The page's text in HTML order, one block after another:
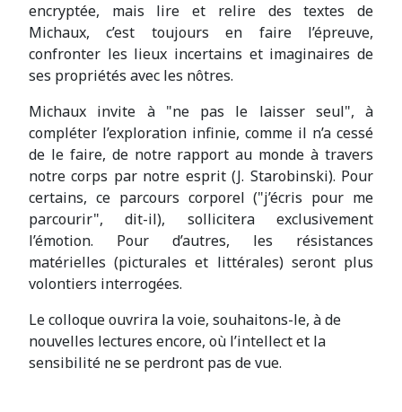
encryptée, mais lire et relire des textes de
Michaux, c’est toujours en faire l’épreuve,
confronter les lieux incertains et imaginaires de
ses propriétés avec les nôtres.
Michaux invite à "ne pas le laisser seul", à
compléter l’exploration infinie, comme il n’a cessé
de le faire, de notre rapport au monde à travers
notre corps par notre esprit (J. Starobinski). Pour
certains, ce parcours corporel ("j’écris pour me
parcourir", dit-il), sollicitera exclusivement
l’émotion. Pour d’autres, les résistances
matérielles (picturales et littérales) seront plus
volontiers interrogées.
Le colloque ouvrira la voie, souhaitons-le, à de
nouvelles lectures encore, où l’intellect et la
sensibilité ne se perdront pas de vue.